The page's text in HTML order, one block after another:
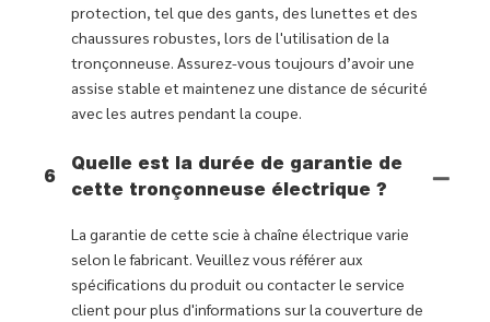
protection, tel que des gants, des lunettes et des
chaussures robustes, lors de l'utilisation de la
tronçonneuse. Assurez-vous toujours d’avoir une
assise stable et maintenez une distance de sécurité
avec les autres pendant la coupe.
6
Quelle est la durée de garantie de
cette tronçonneuse électrique ?
La garantie de cette scie à chaîne électrique varie
selon le fabricant. Veuillez vous référer aux
spécifications du produit ou contacter le service
client pour plus d'informations sur la couverture de